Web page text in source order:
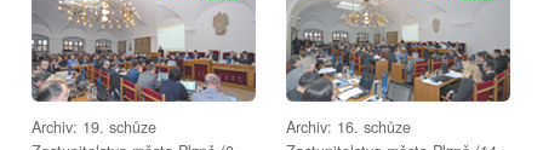
Archiv: 19. schůze
Archiv: 16. schůze